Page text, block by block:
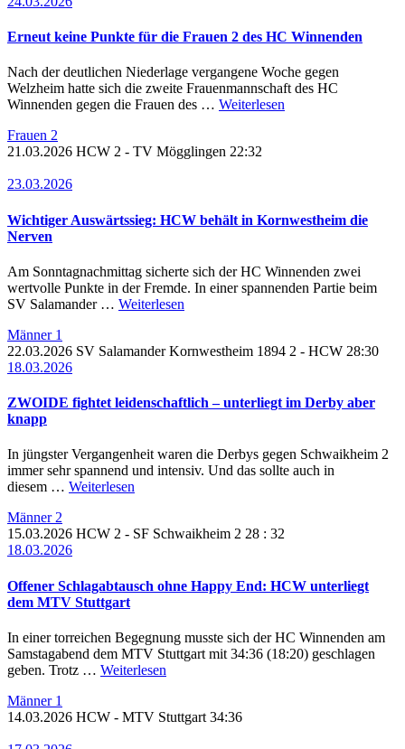
Erneut keine Punkte für die Frauen 2 des HC Winnenden
Nach der deutlichen Niederlage vergangene Woche gegen
Welzheim hatte sich die zweite Frauenmannschaft des HC
Winnenden gegen die Frauen des … Weiterlesen
Frauen 2
21.03.2026 HCW 2 - TV Mögglingen 22:32
23.03.2026
Wichtiger Auswärtssieg: HCW behält in Kornwestheim die
Nerven
Am Sonntagnachmittag sicherte sich der HC Winnenden zwei
wertvolle Punkte in der Fremde. In einer spannenden Partie beim
SV Salamander … Weiterlesen
Männer 1
22.03.2026 SV Salamander Kornwestheim 1894 2 - HCW 28:30
18.03.2026
ZWOIDE fightet leidenschaftlich – unterliegt im Derby aber
knapp
In jüngster Vergangenheit waren die Derbys gegen Schwaikheim 2
immer sehr spannend und intensiv. Und das sollte auch in
diesem … Weiterlesen
Männer 2
15.03.2026 HCW 2 - SF Schwaikheim 2 28 : 32
18.03.2026
Offener Schlagabtausch ohne Happy End: HCW unterliegt
dem MTV Stuttgart
In einer torreichen Begegnung musste sich der HC Winnenden am
Samstagabend dem MTV Stuttgart mit 34:36 (18:20) geschlagen
geben. Trotz … Weiterlesen
Männer 1
14.03.2026 HCW - MTV Stuttgart 34:36